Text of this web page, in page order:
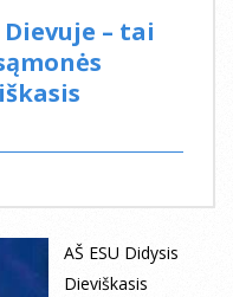
Dievuje – tai
AŠ ESU Didysis
Dieviškasis